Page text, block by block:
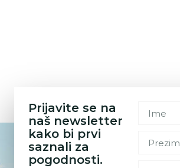
Prijavite se na
naš newsletter
kako bi prvi
saznali za
pogodnosti.